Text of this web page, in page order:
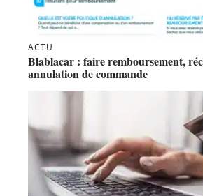
ACTU
Blablacar : faire remboursement,
annulation de commande